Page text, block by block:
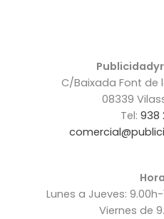
C/Baixada Font de
08339
Tel: 938
Lunes a Jueves: 9.00h-
Viernes de